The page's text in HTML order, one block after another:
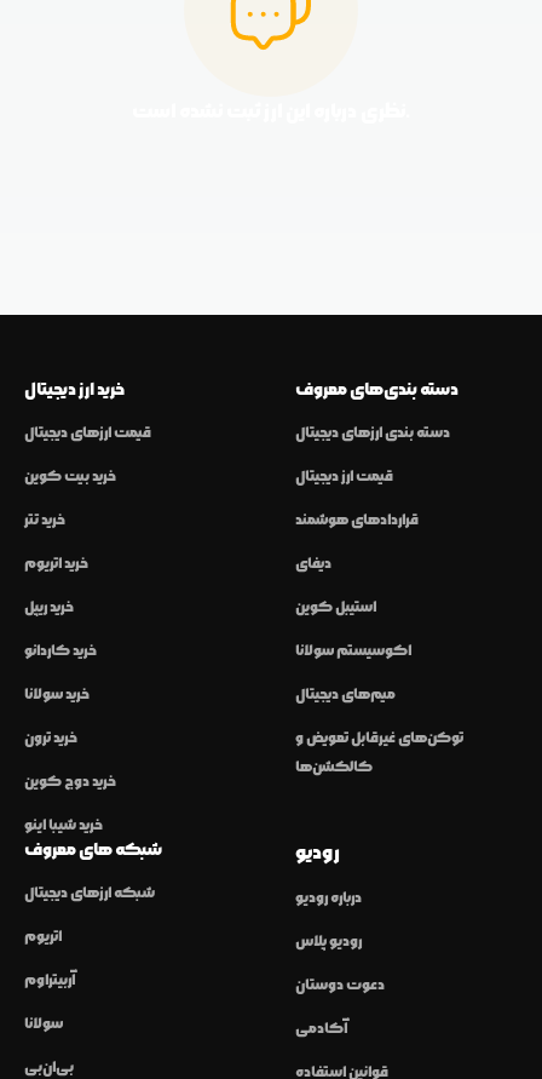
خرید ارز دیجیتال
قیمت ارزهای دیجیتال
خرید بیت کوین
خرید تتر
خرید اتریوم
خرید ریپل
خرید کاردانو
خرید سولانا
خرید ترون
خرید دوج کوین
خرید شیبا اینو
دسته بندی‌های معروف
دسته بندی ارزهای دیجیتال
قیمت ارز دیجیتال
قراردادهای هوشمند
دیفای
استیبل کوین
اکوسیستم سولانا
میم‌های دیجیتال
توکن‌های غیرقابل تعویض و
کالکشن‌ها
شبکه های معروف
شبکه ارزهای دیجیتال
اتریوم
آربیتراوم
سولانا
بی‌ان‌بی
رودیو
درباره رودیو
رودیو پلاس
دعوت دوستان
آکادمی
قوانین استفاده